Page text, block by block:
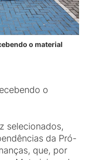
o material
o
selecionados,
da Pró-
que, por